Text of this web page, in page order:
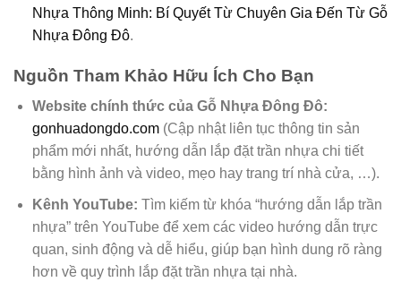
Nhựa Thông Minh: Bí Quyết Từ Chuyên Gia Đến Từ Gỗ
Nhựa Đông Đô.
Nguồn Tham Khảo Hữu Ích Cho Bạn
Website chính thức của Gỗ Nhựa Đông Đô:
gonhuadongdo.com(Cập nhật liên tục thông tin sản
phẩm mới nhất, hướng dẫn lắp đặt trần nhựa chi tiết
bằng hình ảnh và video, mẹo hay trang trí nhà cửa, …).
Kênh YouTube: Tìm kiếm từ khóa “hướng dẫn lắp trần
nhựa” trên YouTube để xem các video hướng dẫn trực
quan, sinh động và dễ hiểu, giúp bạn hình dung rõ ràng
hơn về quy trình lắp đặt trần nhựa tại nhà.